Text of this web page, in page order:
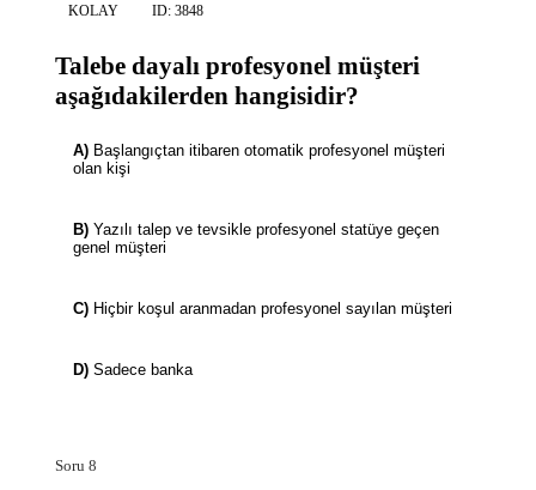
KOLAY ID: 3848
Talebe dayalı profesyonel müşteri
aşağıdakilerden hangisidir?
A)
olan kişi
B)
genel müşteri
C) Hiçbir koşul aranmadan profesyonel sayılan müşteri
D) Sadece banka
Soru 8